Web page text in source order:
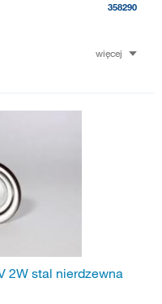
358290
więcej
2W stal nierdzewna